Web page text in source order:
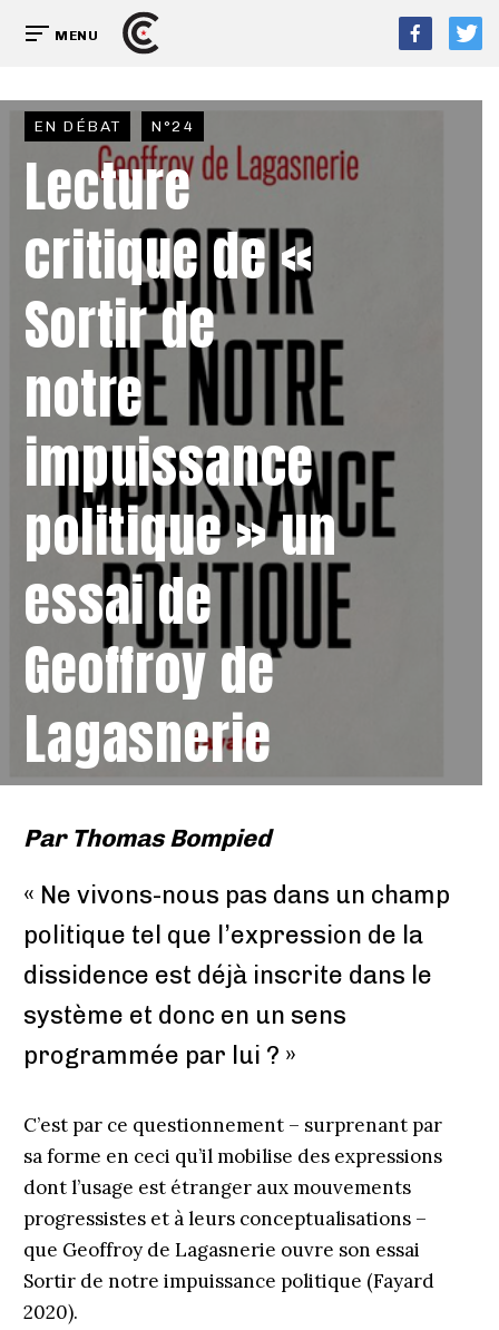
MENU
EN DÉBAT N°24
Lecture
critique de «
Sortir de
notre
impuissance
politique » un
essai de
Geoffroy de
Lagasnerie
Par Thomas Bompied
« Ne vivons-nous pas dans un champ
politique tel que l’expression de la
dissidence est déjà inscrite dans le
système et donc en un sens
programmée par lui ? »
C’est par ce questionnement – surprenant par
sa forme en ceci qu’il mobilise des expressions
dont l’usage est étranger aux mouvements
progressistes et à leurs conceptualisations –
que Geoffroy de Lagasnerie ouvre son essai
Sortir de notre impuissance politique (Fayard
2020).